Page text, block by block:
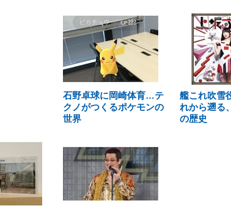
石野卓球に岡崎体育…テ
クノがつくるポケモンの
世界
艦これ吹雪
れから遡る
の歴史